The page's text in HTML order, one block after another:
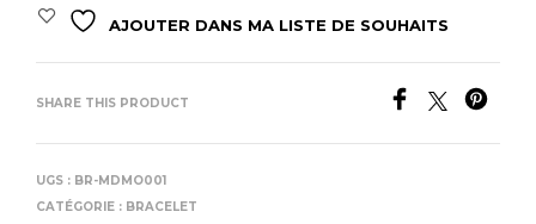
AJOUTER DANS MA LISTE DE SOUHAITS
SHARE THIS PRODUCT
UGS : BR-MDMO001
CATÉGORIE : BRACELET